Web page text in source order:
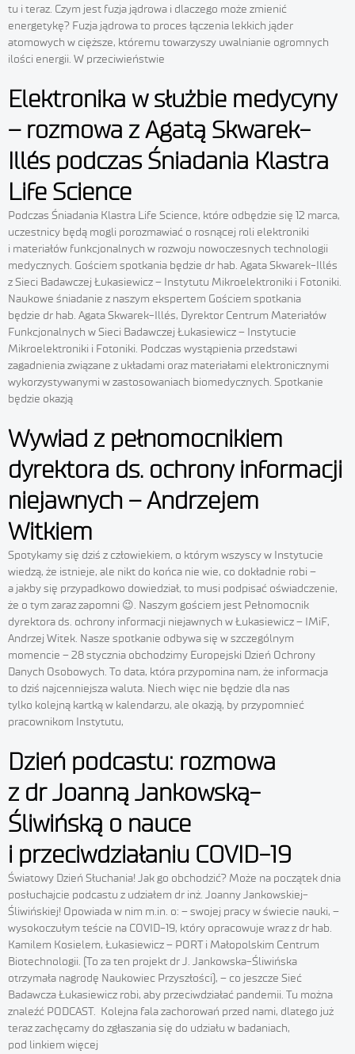
tu i teraz. Czym jest fuzja jądrowa i dlaczego może zmienić
energetykę? Fuzja jądrowa to proces łączenia lekkich jąder
atomowych w cięższe, któremu towarzyszy uwalnianie ogromnych
ilości energii. W przeciwieństwie
Elektronika w służbie medycyny
– rozmowa z Agatą Skwarek-
Illés podczas Śniadania Klastra
Life Science
Podczas Śniadania Klastra Life Science, które odbędzie się 12 marca,
uczestnicy będą mogli porozmawiać o rosnącej roli elektroniki
i materiałów funkcjonalnych w rozwoju nowoczesnych technologii
medycznych. Gościem spotkania będzie dr hab. Agata Skwarek-Illés
z Sieci Badawczej Łukasiewicz – Instytutu Mikroelektroniki i Fotoniki.
Naukowe śniadanie z naszym ekspertem Gościem spotkania
będzie dr hab. Agata Skwarek-Illés, Dyrektor Centrum Materiałów
Funkcjonalnych w Sieci Badawczej Łukasiewicz – Instytucie
Mikroelektroniki i Fotoniki. Podczas wystąpienia przedstawi
zagadnienia związane z układami oraz materiałami elektronicznymi
wykorzystywanymi w zastosowaniach biomedycznych. Spotkanie
będzie okazją
Wywiad z pełnomocnikiem
dyrektora ds. ochrony informacji
niejawnych – Andrzejem
Witkiem
Spotykamy się dziś z człowiekiem, o którym wszyscy w Instytucie
wiedzą, że istnieje, ale nikt do końca nie wie, co dokładnie robi –
a jakby się przypadkowo dowiedział, to musi podpisać oświadczenie,
że o tym zaraz zapomni 😉. Naszym gościem jest Pełnomocnik
dyrektora ds. ochrony informacji niejawnych w Łukasiewicz – IMiF,
Andrzej Witek. Nasze spotkanie odbywa się w szczególnym
momencie – 28 stycznia obchodzimy Europejski Dzień Ochrony
Danych Osobowych. To data, która przypomina nam, że informacja
to dziś najcenniejsza waluta. Niech więc nie będzie dla nas
tylko kolejną kartką w kalendarzu, ale okazją, by przypomnieć
pracownikom Instytutu,
Dzień podcastu: rozmowa
z dr Joanną Jankowską-
Śliwińską o nauce
i przeciwdziałaniu COVID-19
Światowy Dzień Słuchania! Jak go obchodzić? Może na początek dnia
posłuchajcie podcastu z udziałem dr inż. Joanny Jankowskiej-
Śliwińskiej! Opowiada w nim m.in. o: – swojej pracy w świecie nauki, –
wysokoczułym teście na COVID-19, który opracowuje wraz z dr hab.
Kamilem Kosielem, Łukasiewicz – PORT i Małopolskim Centrum
Biotechnologii. (To za ten projekt dr J. Jankowska-Śliwińska
otrzymała nagrodę Naukowiec Przyszłości), – co jeszcze Sieć
Badawcza Łukasiewicz robi, aby przeciwdziałać pandemii. Tu można
znaleźć PODCAST. Kolejna fala zachorowań przed nami, dlatego już
teraz zachęcamy do zgłaszania się do udziału w badaniach,
pod linkiem więcej